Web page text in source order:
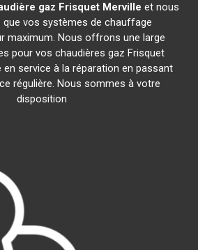
gaz Frisquet Merville et nous
vos systèmes de chauffage
maximum. Nous offrons une large
pour vos chaudières gaz Frisquet
en service à la réparation en passant
régulière. Nous sommes à votre
disposition